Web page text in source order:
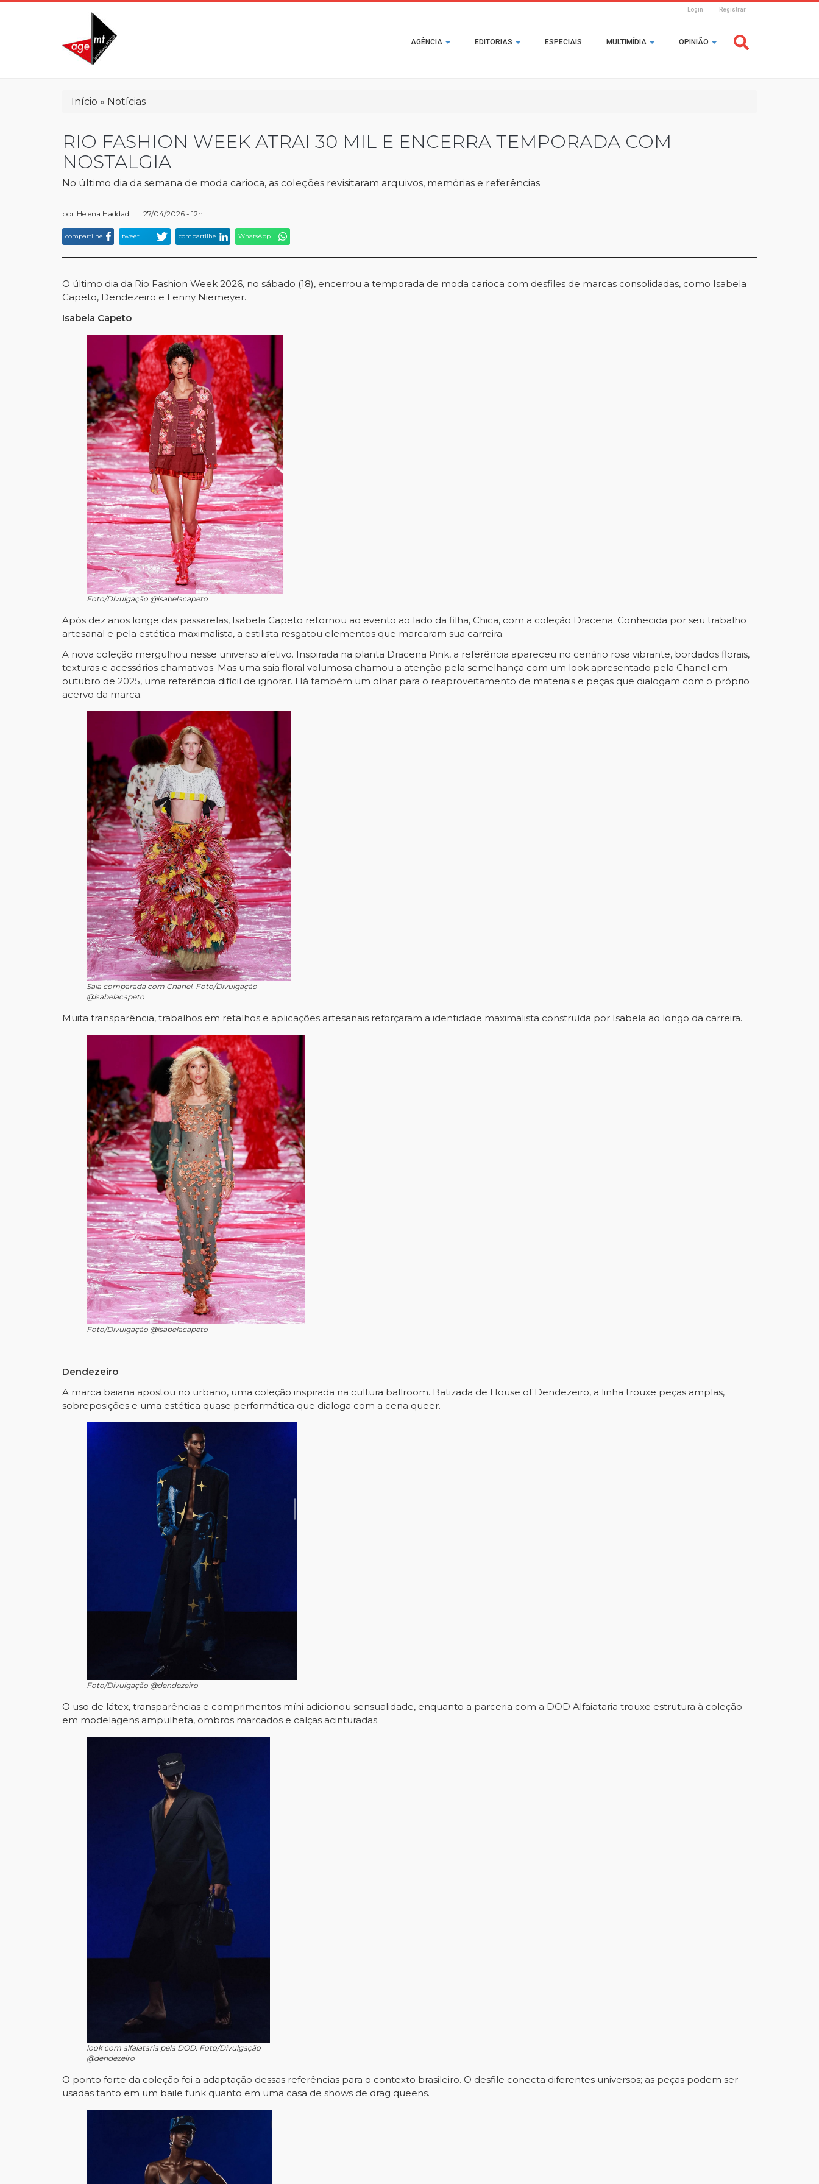
Login Registrar
Main
navigation
AGÊNCIA EDITORIAS ESPECIAIS MULTIMÍDIA OPINIÃO
Trilha
navegação
Início Notícias
RIO FASHION WEEK ATRAI 30 MIL E ENCERRA TEMPORADA COM
NOSTALGIA
No último dia da semana de moda carioca, as coleções revisitaram arquivos, memórias e referências
por Helena Haddad | 27/04/2026 - 12h
compartilhe tweet compartilhe WhatsApp
O último dia da Rio Fashion Week 2026, no sábado (18), encerrou a temporada de moda carioca com desfiles de marcas consolidadas, como Isabela
Capeto, Dendezeiro e Lenny Niemeyer.
Isabela Capeto
Foto/Divulgação @isabelacapeto
Após dez anos longe das passarelas, Isabela Capeto retornou ao evento ao lado da filha, Chica, com a coleção Dracena. Conhecida por seu trabalho
artesanal e pela estética maximalista, a estilista resgatou elementos que marcaram sua carreira.
A nova coleção mergulhou nesse universo afetivo. Inspirada na planta Dracena Pink, a referência apareceu no cenário rosa vibrante, bordados florais,
texturas e acessórios chamativos. Mas uma saia floral volumosa chamou a atenção pela semelhança com um look apresentado pela Chanel em
outubro de 2025, uma referência difícil de ignorar. Há também um olhar para o reaproveitamento de materiais e peças que dialogam com o próprio
acervo da marca.
Saia comparada com Chanel. Foto/Divulgação
@isabelacapeto
Muita transparência, trabalhos em retalhos e aplicações artesanais reforçaram a identidade maximalista construída por Isabela ao longo da carreira.
Foto/Divulgação @isabelacapeto
Dendezeiro
A marca baiana apostou no urbano, uma coleção inspirada na cultura ballroom. Batizada de House of Dendezeiro, a linha trouxe peças amplas,
sobreposições e uma estética quase performática que dialoga com a cena queer.
Foto/Divulgação @dendezeiro
O uso de látex, transparências e comprimentos míni adicionou sensualidade, enquanto a parceria com a DOD Alfaiataria trouxe estrutura à coleção
em modelagens ampulheta, ombros marcados e calças acinturadas.
look com alfaiataria pela DOD. Foto/Divulgação
@dendezeiro
O ponto forte da coleção foi a adaptação dessas referências para o contexto brasileiro. O desfile conecta diferentes universos; as peças podem ser
usadas tanto em um baile funk quanto em uma casa de shows de drag queens.